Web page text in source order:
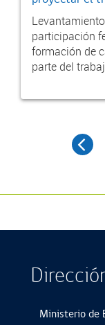
participación
formación de
parte del
Ministerio de